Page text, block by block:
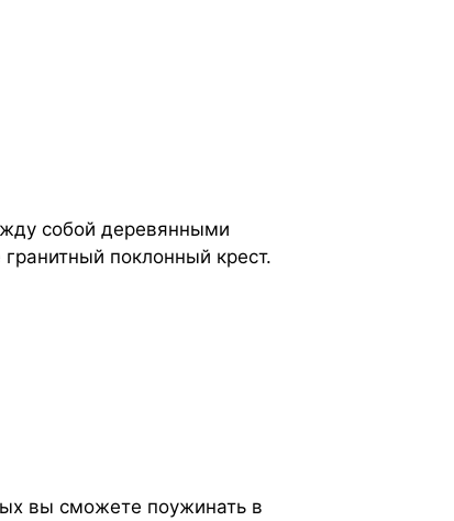
собой деревянными
поклонный крест.
вы сможете поужинать в